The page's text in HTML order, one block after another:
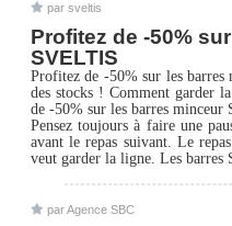
par sveltis
Profitez de -50%
SVELTIS
Profitez de -50% sur les barres
des stocks ! Comment garder
de -50% sur les barres
Pensez toujours à faire une
avant le repas suivant. Le
veut garder la ligne. Les barres
par Agence SBC